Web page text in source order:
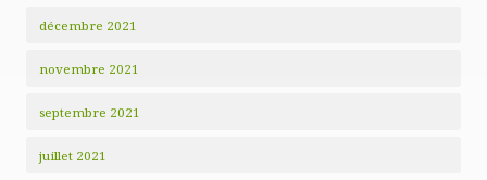
décembre 2021
novembre 2021
septembre 2021
juillet 2021